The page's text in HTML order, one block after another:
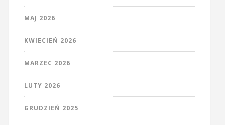
MAJ 2026
KWIECIEŃ 2026
MARZEC 2026
LUTY 2026
GRUDZIEŃ 2025